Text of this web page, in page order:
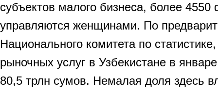
субъектов малого бизнеса, более 4550
управляются женщинами. По
Национального комитета по
рыночных услуг в Узбекистане в
80,5 трлн сумов. Немалая доля здесь